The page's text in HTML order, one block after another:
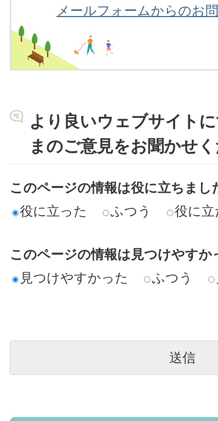
メールフォームからのお
より良いウェブサイト
まのご意見をお聞かせ
このページの情報は役に立ちまし
役に立った
ふつう 役に
このページの情報は見つけやすか
見つけやすかった
ふつう